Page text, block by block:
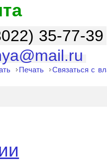
35-77-39
Печать Связаться с